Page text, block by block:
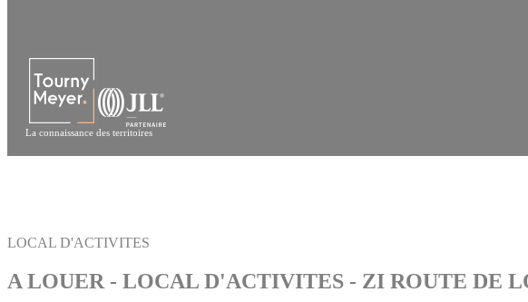
La connaissance des territoires
LOCAL D'ACTIVITES
A LOUER - LOCAL D'ACTIVITES - ZI ROUTE DE